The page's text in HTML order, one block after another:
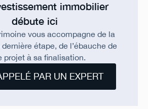
immobilier
débute ici
vous accompagne de la
étape, de l’ébauche de
projet à sa finalisation.
PAR UN EXPERT